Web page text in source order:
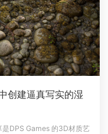
创建逼真写实的湿
是DPS Games 的3D材质艺